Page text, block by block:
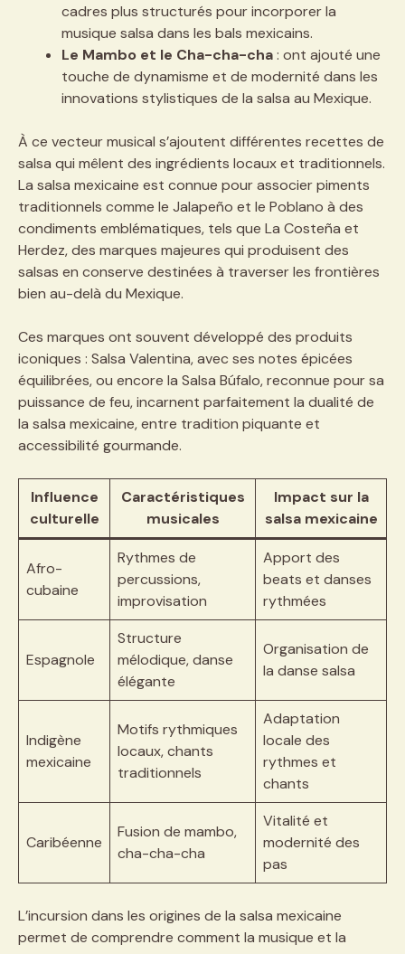
cadres plus structurés pour incorporer la
musique salsa dans les bals mexicains.
Le Mambo et le Cha-cha-cha: ont ajouté une
touche de dynamisme et de modernité dans les
innovations stylistiques de la salsa au Mexique.
À ce vecteur musical s’ajoutent différentes recettes de
salsa qui mêlent des ingrédients locaux et traditionnels.
La salsa mexicaine est connue pour associer piments
traditionnels comme le Jalapeño et le Poblano à des
condiments emblématiques, tels que La Costeña et
Herdez, des marques majeures qui produisent des
salsas en conserve destinées à traverser les frontières
bien au-delà du Mexique.
Ces marques ont souvent développé des produits
iconiques : Salsa Valentina, avec ses notes épicées
équilibrées, ou encore la Salsa Búfalo, reconnue pour sa
puissance de feu, incarnent parfaitement la dualité de
la salsa mexicaine, entre tradition piquante et
accessibilité gourmande.
Influence
culturelle
Caractéristiques
musicales
Impact sur la
salsa mexicaine
Afro-
cubaine
Rythmes de
percussions,
improvisation
Apport des
beats et danses
rythmées
Espagnole
Structure
mélodique, danse
élégante
Organisation de
la danse salsa
Indigène
mexicaine
Motifs rythmiques
locaux, chants
traditionnels
Adaptation
locale des
rythmes et
chants
Caribéenne
Fusion de mambo,
cha-cha-cha
Vitalité et
modernité des
pas
L’incursion dans les origines de la salsa mexicaine
permet de comprendre comment la musique et la